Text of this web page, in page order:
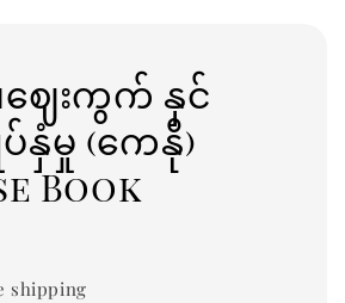
ဈေးကွက် နှင်
ပ်နှံမှု (ကေနို)
Book
shipping